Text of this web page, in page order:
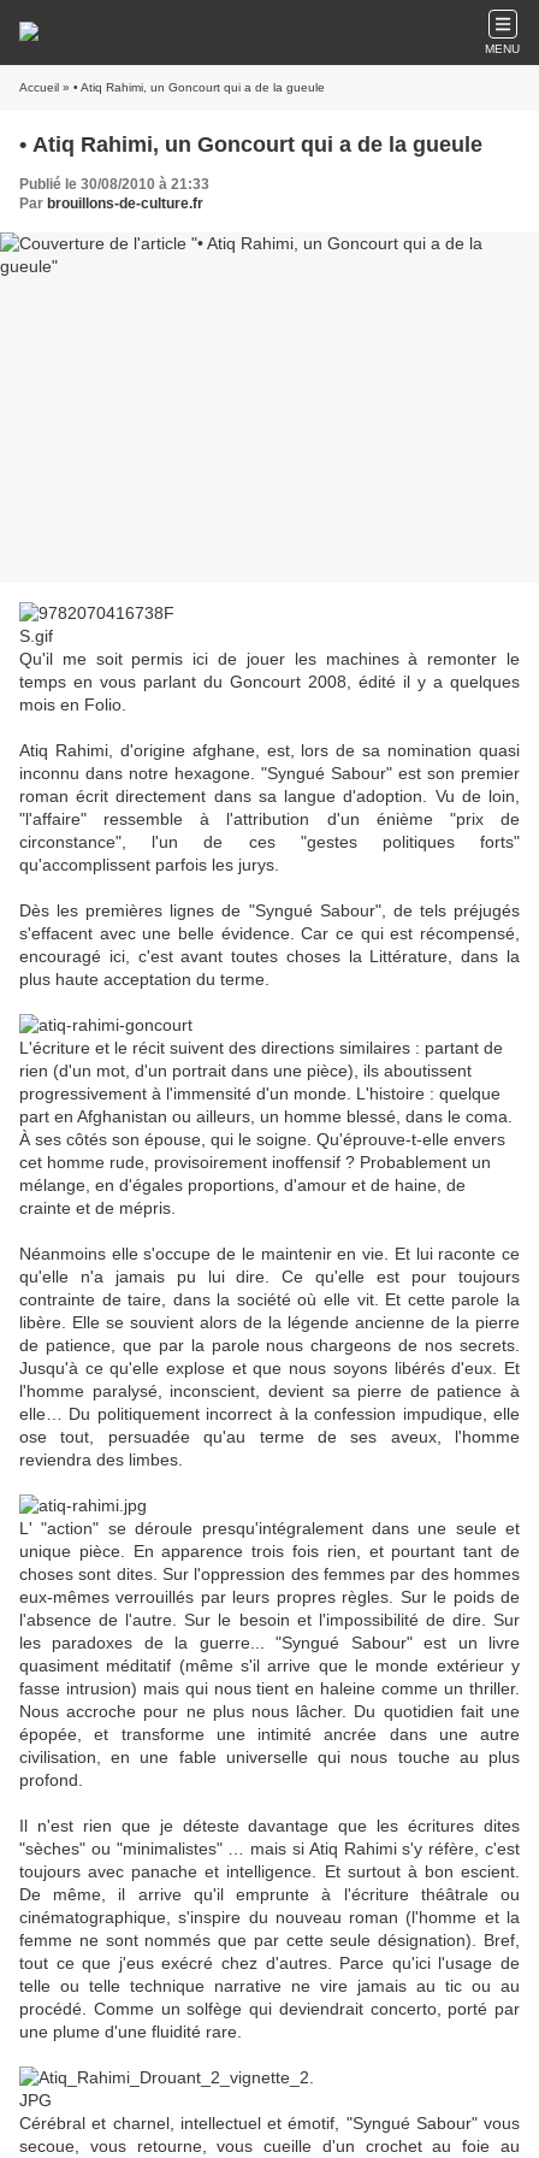
MENU
Accueil » • Atiq Rahimi, un Goncourt qui a de la gueule
• Atiq Rahimi, un Goncourt qui a de la gueule
Publié le 30/08/2010 à 21:33
Par brouillons-de-culture.fr
Qu'il me soit permis ici de jouer les machines à remonter le
temps en vous parlant du Goncourt 2008, édité il y a quelques
mois en Folio.
Atiq Rahimi, d'origine afghane, est, lors de sa nomination quasi
inconnu dans notre hexagone. "Syngué Sabour" est son premier
roman écrit directement dans sa langue d'adoption. Vu de loin,
"l'affaire" ressemble à l'attribution d'un énième "prix de
circonstance", l'un de ces "gestes politiques forts"
qu'accomplissent parfois les jurys.
Dès les premières lignes de "Syngué Sabour", de tels préjugés
s'effacent avec une belle évidence. Car ce qui est récompensé,
encouragé ici, c'est avant toutes choses la Littérature, dans la
plus haute acceptation du terme.
L'écriture et le récit suivent des directions similaires : partant de
rien (d'un mot, d'un portrait dans une pièce), ils aboutissent
progressivement à l'immensité d'un monde. L'histoire : quelque
part en Afghanistan ou ailleurs, un homme blessé, dans le coma.
À ses côtés son épouse, qui le soigne. Qu'éprouve-t-elle envers
cet homme rude, provisoirement inoffensif ? Probablement un
mélange, en d'égales proportions, d'amour et de haine, de
crainte et de mépris.
Néanmoins elle s'occupe de le maintenir en vie. Et lui raconte ce
qu'elle n'a jamais pu lui dire. Ce qu'elle est pour toujours
contrainte de taire, dans la société où elle vit. Et cette parole la
libère. Elle se souvient alors de la légende ancienne de la pierre
de patience, que par la parole nous chargeons de nos secrets.
Jusqu'à ce qu'elle explose et que nous soyons libérés d'eux. Et
l'homme paralysé, inconscient, devient sa pierre de patience à
elle… Du politiquement incorrect à la confession impudique, elle
ose tout, persuadée qu'au terme de ses aveux, l'homme
reviendra des limbes.
L' "action" se déroule presqu'intégralement dans une seule et
unique pièce. En apparence trois fois rien, et pourtant tant de
choses sont dites. Sur l'oppression des femmes par des hommes
eux-mêmes verrouillés par leurs propres règles. Sur le poids de
l'absence de l'autre. Sur le besoin et l'impossibilité de dire. Sur
les paradoxes de la guerre... "Syngué Sabour" est un livre
quasiment méditatif (même s'il arrive que le monde extérieur y
fasse intrusion) mais qui nous tient en haleine comme un thriller.
Nous accroche pour ne plus nous lâcher. Du quotidien fait une
épopée, et transforme une intimité ancrée dans une autre
civilisation, en une fable universelle qui nous touche au plus
profond.
Il n'est rien que je déteste davantage que les écritures dites
"sèches" ou "minimalistes" … mais si Atiq Rahimi s'y réfère, c'est
toujours avec panache et intelligence. Et surtout à bon escient.
De même, il arrive qu'il emprunte à l'écriture théâtrale ou
cinématographique, s'inspire du nouveau roman (l'homme et la
femme ne sont nommés que par cette seule désignation). Bref,
tout ce que j'eus exécré chez d'autres. Parce qu'ici l'usage de
telle ou telle technique narrative ne vire jamais au tic ou au
procédé. Comme un solfège qui deviendrait concerto, porté par
une plume d'une fluidité rare.
Cérébral et charnel, intellectuel et émotif, "Syngué Sabour" vous
secoue, vous retourne, vous cueille d'un crochet au foie au